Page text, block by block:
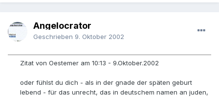
Angelocrator
Geschrieben 9. Oktober 2002
Zitat von Oestemer am 10:13 - 9.Oktober.2002
oder fühlst du dich - als in der gnade der späten geburt
lebend - für das unrecht, das in deutschem namen an juden,